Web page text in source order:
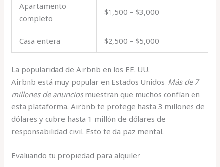
Apartamento
completo
$1,500 – $3,000
Casa entera $2,500 – $5,000
La popularidad de Airbnb en los EE. UU.
Airbnb está muy popular en Estados Unidos. Más de 7
millones de anunciosmuestran que muchos confían en
esta plataforma. Airbnb te protege hasta 3 millones de
dólares y cubre hasta 1 millón de dólares de
responsabilidad civil. Esto te da paz mental.
Evaluando tu propiedad para alquiler